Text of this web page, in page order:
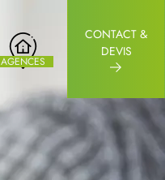
AGENCES
CONTACT &
DEVIS